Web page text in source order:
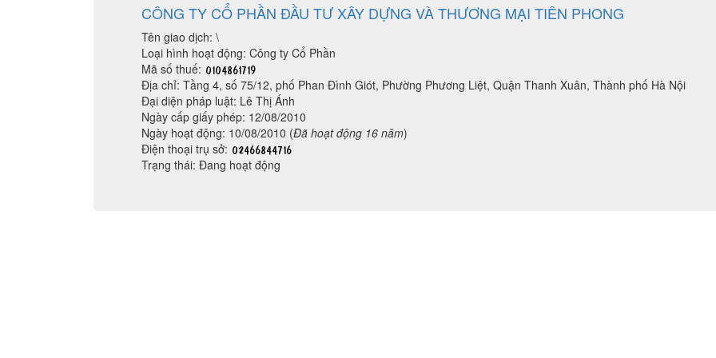
CÔNG TY CỔ PHẦN ĐẦU TƯ XÂY DỰNG VÀ THƯƠNG MẠI TIÊN PHONG
Tên giao dịch: \
Loại hình hoạt động: Công ty Cổ Phần
Mã số thuế:
Địa chỉ: Tầng 4, số 75/12, phố Phan Đình Giót, Phường Phương Liệt, Quận Thanh Xuân, Thành phố Hà Nội
Đại diện pháp luật: Lê Thị Ánh
Ngày cấp giấy phép: 12/08/2010
Ngày hoạt động: 10/08/2010 (Đã hoạt động 16 năm)
Điện thoại trụ sở:
Trạng thái: Đang hoạt động